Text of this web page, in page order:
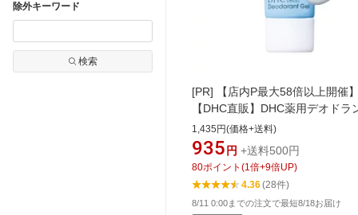
除外キーワード
検索
[PR]
【店内P最大58倍以上開催
【DHC直販】DHC薬用デオドラ
ジェル | 脇汗 におい 汗 デオド
体臭 制汗 ワキ汗 足 ボディジェ
制汗剤 ワキ ニオイ 汗のにおい
対策 足のニオイ 汗臭 夏 制汗ク
ボディケア スキンケア 肌ケア
1,435円(価格+送料)
935 円 +送料500円
80ポイント (1倍+9倍UP)
4.36(28件)
8/11 0:00までの注文で最短8/18お届け